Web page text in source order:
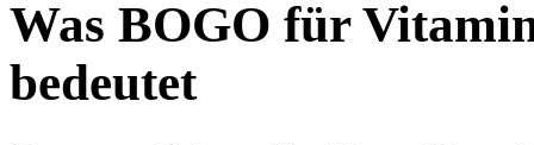
Was BOGO für
bedeutet